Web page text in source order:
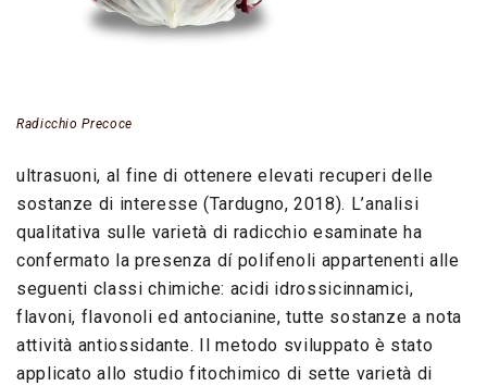
Radicchio Precoce
ultrasuoni, al fine di ottenere elevati recuperi delle
sostanze di interesse (Tardugno, 2018). L’analisi
qualitativa sulle varietà di radicchio esaminate ha
confermato la presenza dí polifenoli appartenenti alle
seguenti classi chimiche: acidi idrossicinnamici,
flavoni, flavonoli ed antocianine, tutte sostanze a nota
attività antiossidante. Il metodo sviluppato è stato
applicato allo studio fitochimico di sette varietà di